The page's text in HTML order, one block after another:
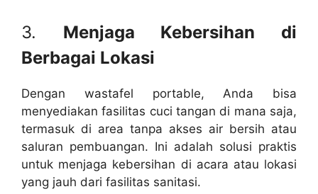
3. Menjaga Kebersihan di
Berbagai Lokasi
Dengan wastafel portable, Anda bisa
menyediakan fasilitas cuci tangan di mana saja,
termasuk di area tanpa akses air bersih atau
saluran pembuangan. Ini adalah solusi praktis
untuk menjaga kebersihan di acara atau lokasi
yang jauh dari fasilitas sanitasi.